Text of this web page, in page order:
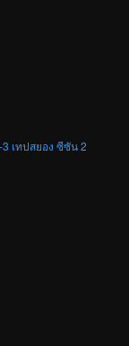
3 เทปสยอง ซีซัน 2